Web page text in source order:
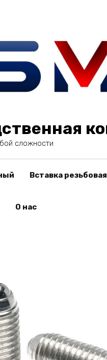
сложности
Вставка резьбовая
О нас